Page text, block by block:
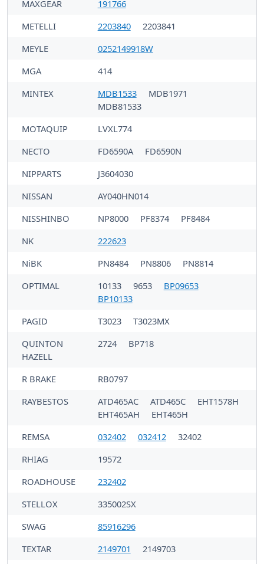
MAXGEAR
191766
METELLI
2203840
2203841
MEYLE
0252149918W
MGA
414
MINTEX
MDB1533
MDB1971
MDB81533
MOTAQUIP
LVXL774
NECTO
FD6590A
FD6590N
NIPPARTS
J3604030
NISSAN
AY040HN014
NISSHINBO
NP8000 PF8374
PF8484
NK
222623
NiBK
PN8484 PN8806
PN8814
OPTIMAL
10133 9653
BP09653
BP10133
PAGID
T3023
T3023MX
QUINTON
HAZELL
2724 BP718
R BRAKE
RB0797
RAYBESTOS
ATD465AC ATD465C
EHT1578H
EHT465AH
EHT465H
REMSA
032402 032412
32402
RHIAG
19572
ROADHOUSE
232402
STELLOX
335002SX
SWAG
85916296
TEXTAR
2149701
2149703